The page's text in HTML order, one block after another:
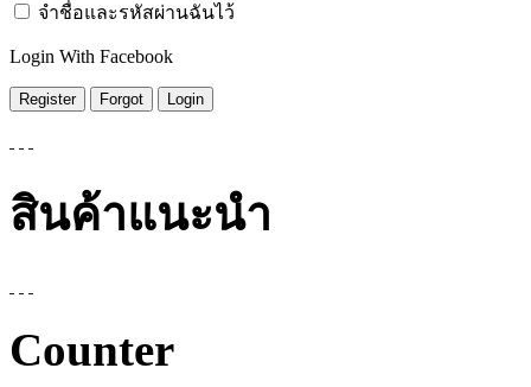
จำชื่อและรหัสผ่านฉันไว้
Login With Facebook
สินค้าแนะนำ
Counter